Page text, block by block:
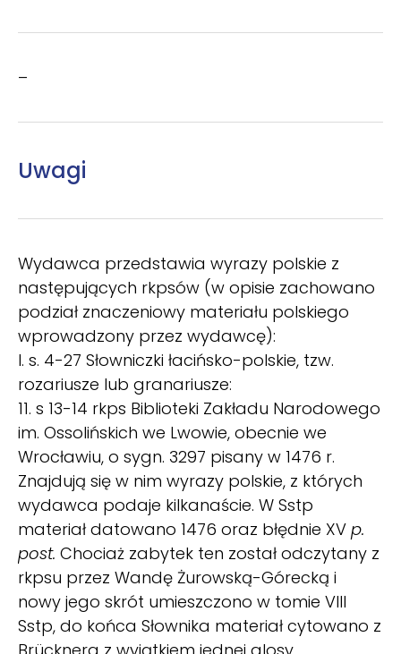
–
Uwagi
Wydawca przedstawia wyrazy polskie z
następujących rkpsów (w opisie zachowano
podział znaczeniowy materiału polskiego
wprowadzony przez wydawcę):
I. s. 4-27 Słowniczki łacińsko-polskie, tzw.
rozariusze lub granariusze:
11. s 13-14 rkps Biblioteki Zakładu Narodowego
im. Ossolińskich we Lwowie, obecnie we
Wrocławiu, o sygn. 3297 pisany w 1476 r.
Znajdują się w nim wyrazy polskie, z których
wydawca podaje kilkanaście. W Sstp
materiał datowano 1476 oraz błędnie XV p.
post. Chociaż zabytek ten został odczytany z
rkpsu przez Wandę Żurowską-Górecką i
nowy jego skrót umieszczono w tomie VIII
Sstp, do końca Słownika materiał cytowano z